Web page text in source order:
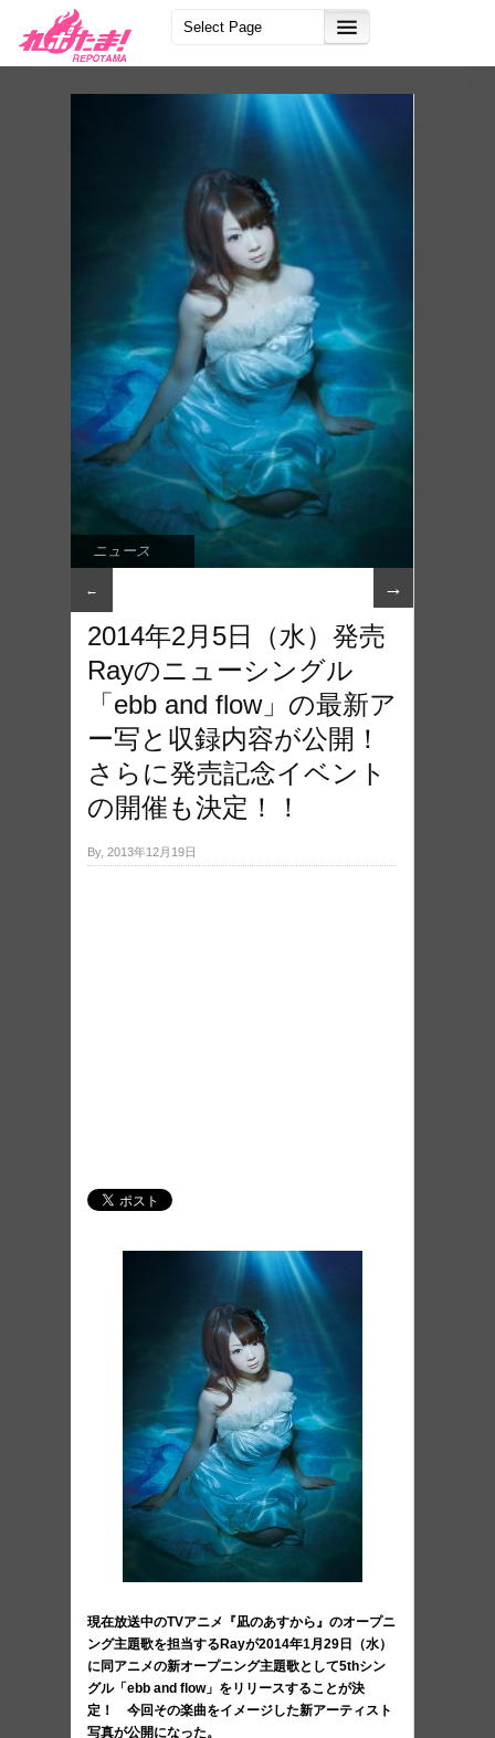
ニュース
← →
2014年2月5日（水）発売
Rayのニューシングル
「ebb and flow」の最新ア
ー写と収録内容が公開！
さらに発売記念イベント
の開催も決定！！
By, 2013年12月19日
現在放送中のTVアニメ『凪のあすから』のオープニ
ング主題歌を担当するRayが2014年1月29日（水）
に同アニメの新オープニング主題歌として5thシン
グル「ebb and flow」をリリースすることが決
定！ 今回その楽曲をイメージした新アーティスト
写真が公開になった。